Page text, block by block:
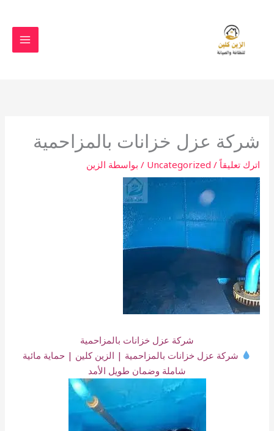
شركة عزل خزانات بالمزاحمية
اترك تعليقاً /
Uncategorized / بواسطة الزين
شركة عزل خزانات بالمزاحمية
شركة عزل خزانات بالمزاحمية | الزين كلين | حماية مائية
شاملة وضمان طويل الأمد